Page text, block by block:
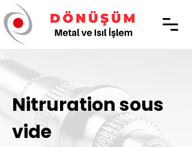
Nitruration sous
vide